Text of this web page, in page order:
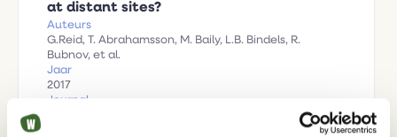
at distant sites?
Auteurs
G.Reid, T. Abrahamsson, M. Baily, L.B. Bindels, R.
Bubnov, et al.
Jaar
2017
Journal